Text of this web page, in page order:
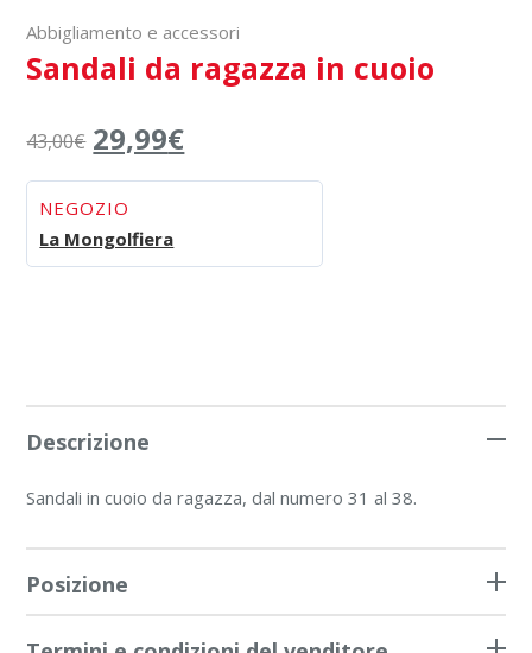
Abbigliamento e accessori
Sandali da ragazza in cuoio
43,00€ 29,99€
NEGOZIO
La Mongolfiera
Descrizione
Sandali in cuoio da ragazza, dal numero 31 al 38.
Posizione